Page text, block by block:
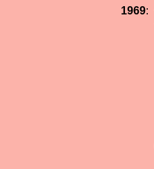
1969: